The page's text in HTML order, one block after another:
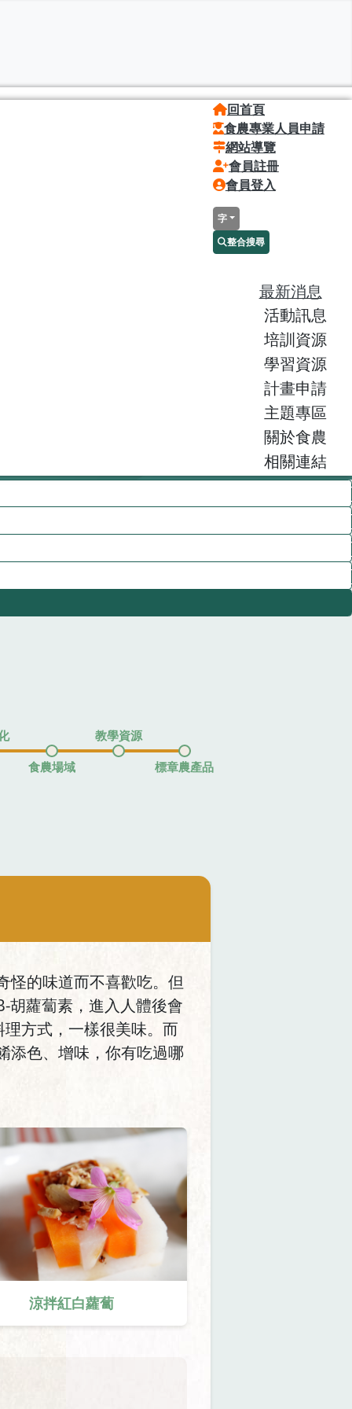
回首頁
食農專業人員申請
網站導覽
會員註冊
會員登入
字
整合搜尋
最新消息
活動訊息
培訓資源
學習資源
計畫申請
主題專區
關於食農
相關連結
食農場域
教學資源
標章農產品
怪的味道而不喜歡吃。但
胡蘿蔔素，進入人體後會
方式，一樣很美味。而
添色、增味，你有吃過哪
涼拌紅白蘿蔔